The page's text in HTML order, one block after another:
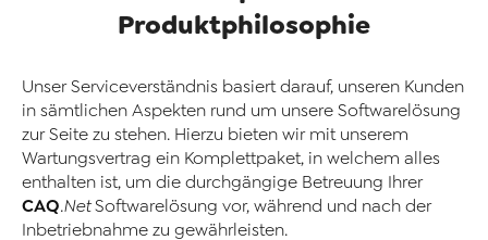
Produktphilosophie
Unser Serviceverständnis basiert darauf, unseren Kunden
in sämtlichen Aspekten rund um unsere Softwarelösung
zur Seite zu stehen. Hierzu bieten wir mit unserem
Wartungsvertrag ein Komplettpaket, in welchem alles
enthalten ist, um die durchgängige Betreuung Ihrer
CAQ.NetSoftwarelösung vor, während und nach der
Inbetriebnahme zu gewährleisten.